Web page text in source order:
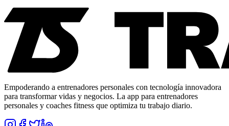
Empoderando a entrenadores personales con tecnología innovadora
para transformar vidas y negocios. La app para entrenadores
personales y coaches fitness que optimiza tu trabajo diario.